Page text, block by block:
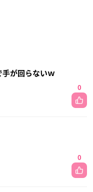
が回らないｗ
0
0